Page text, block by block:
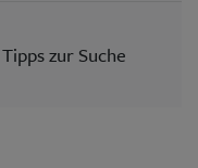
zur Suche